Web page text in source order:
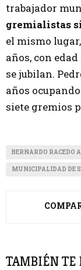
trabajador
gremialistas
el mismo
años, con
se jubilan.
años
siete gremios
BERNARDO RACEDO
MUNICIPALIDAD DE
TAMBIÉN TE